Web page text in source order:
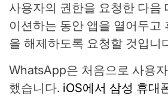
사용자의 권한을 요청한 다음
이션하는 동안 앱을 열어두고
을 해제하도록 요청할 것입니
WhatsApp은 처음으로 사용
했습니다. iOS에서 삼성 휴대